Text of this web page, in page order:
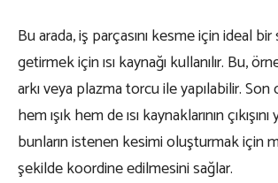
Bu arada, iş parçasını kesme için ideal bir
getirmek için ısı kaynağı kullanılır. Bu,
arkı veya plazma torcu ile yapılabilir.
hem ışık hem de ısı kaynaklarının
bunların istenen kesimi oluşturmak için
şekilde koordine edilmesini sağlar.